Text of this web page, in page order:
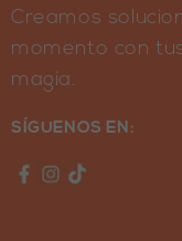
Creamos
momento con
magia.
SÍGUENOS EN: